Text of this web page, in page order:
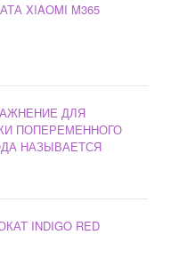
XIAOMI M365
ДЛЯ
ПОПЕРЕМЕННОГО
НАЗЫВАЕТСЯ
INDIGO RED